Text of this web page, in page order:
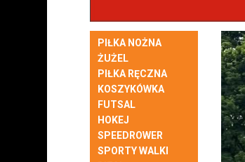
PIŁKA NOŻNA
ŻUŻEL
PIŁKA RĘCZNA
KOSZYKÓWKA
FUTSAL
HOKEJ
SPEEDROWER
SPORTY WALKI